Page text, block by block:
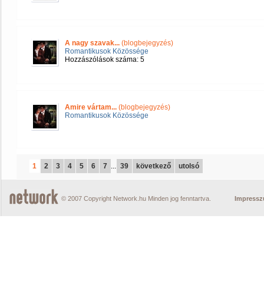
A nagy szavak... (blogbejegyzés)
Romantikusok Közössége
Hozzászólások száma: 5
Amire vártam... (blogbejegyzés)
Romantikusok Közössége
1 2 3 4 5 6 7 ... 39 következő utolsó
© 2007 Copyright Network.hu Minden jog fenntartva.